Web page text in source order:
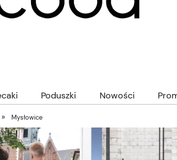
Poduszki Nowości
» Mysłowice